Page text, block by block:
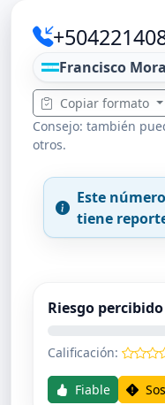
Francisco
Copiar formato
Consejo: también
otros.
Este
tiene
Riesgo percibido
Calificación:
Fiable